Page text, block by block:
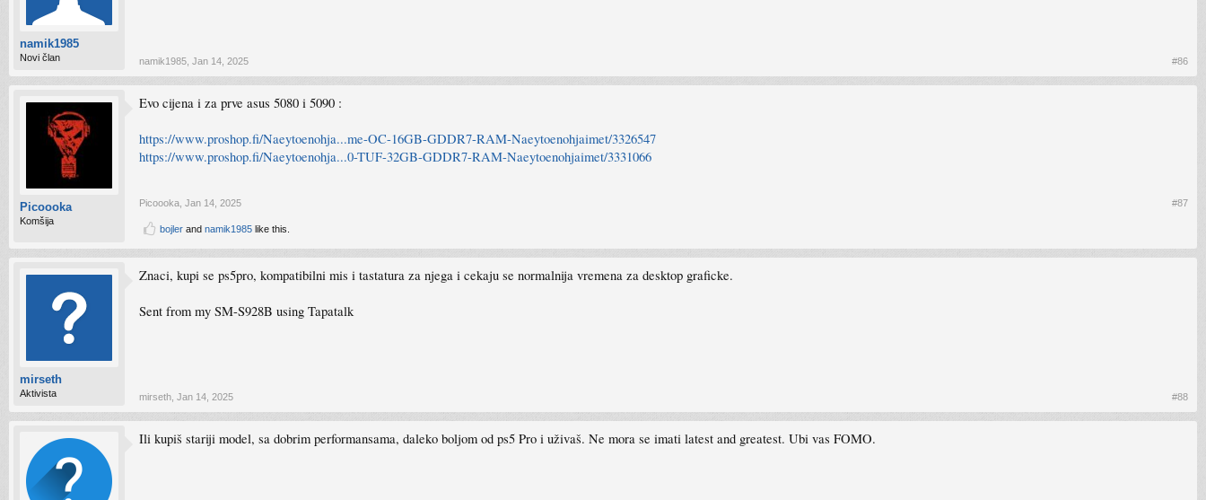
namik1985
Novi član namik1985 Jan 14, 2025 #86
Picoooka
Komšija
Evo cijena i za prve asus 5080 i 5090 :
https://www.proshop.fi/Naeytoenohja...me-OC-16GB-GDDR7-RAM-Naeytoenohjaimet/3326547
https://www.proshop.fi/Naeytoenohja...0-TUF-32GB-GDDR7-RAM-Naeytoenohjaimet/3331066
Picoooka Jan 14, 2025 #87
bojler and namik1985 like this.
mirseth
Aktivista
Znaci, kupi se ps5pro, kompatibilni mis i tastatura za njega i cekaju se normalnija vremena za desktop graficke.
Sent from my SM-S928B using Tapatalk
mirseth Jan 14, 2025 #88
Ili kupiš stariji model, sa dobrim performansama, daleko boljom od ps5 Pro i uživaš. Ne mora se imati latest and greatest. Ubi vas FOMO.